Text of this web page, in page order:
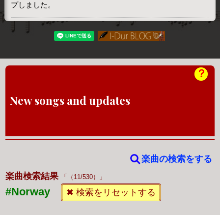
プしました。
New songs and updates
？
楽曲の検索をする
楽曲検索結果
（11/530）
#Norway ✖ 検索をリセットする